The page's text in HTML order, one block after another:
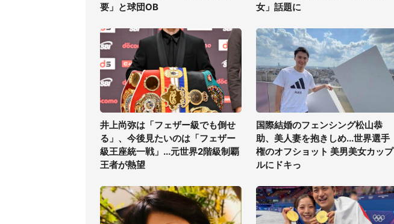
要」と球団OB
女」話題に
井上尚弥は「フェザー級でも倒せ
る」、今後見たいのは「フェザー
級王座統一戦」...元世界2階級制覇
王者が熱望
国際結婚のフェンシング松山恭
助、美人妻を抱きしめ...世界選手
権のオフショット 美男美女カップ
ルにドキっ